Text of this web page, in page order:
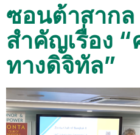
ซอนต้าสากล
สำคัญเรื่อง
ทางดิจิทัล”